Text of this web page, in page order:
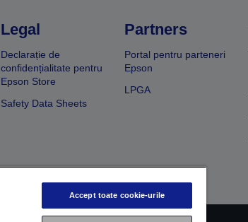
Legal
Declarație de
confidențialitate pentru
Epson Store
Safety Data Sheets
Partners
Portal pentru parteneri
Epson
LPGA
Accept toate cookie-urile